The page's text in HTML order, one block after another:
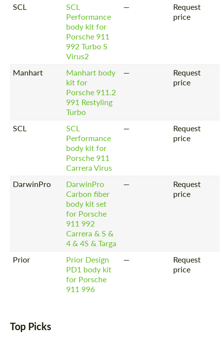
SCL
SCL
Performance
body kit for
Porsche 911
992 Turbo S
Virus2
—
Request
price
Manhart
Manhart body
kit for
Porsche 911.2
991 Restyling
Turbo
—
Request
price
SCL
SCL
Performance
body kit for
Porsche 911
Carrera Virus
—
Request
price
DarwinPro
DarwinPro
Carbon fiber
body kit set
for Porsche
911 992
Carrera & S &
4 & 4S & Targa
—
Request
price
Prior
Prior Design
PD1 body kit
for Porsche
911 996
—
Request
price
Top Picks
Заказать обратный звонок
Please use this form to fill in some basic
Заказать обратный звонок
Please use this form to fill in some basic